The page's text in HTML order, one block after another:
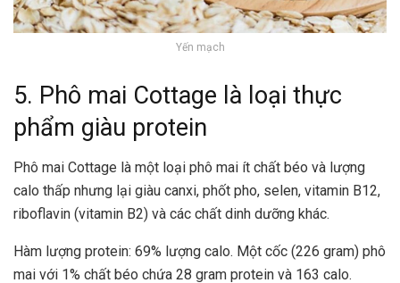
Yến mạch
5. Phô mai Cottage là loại thực
phẩm giàu protein
Phô mai Cottage là một loại phô mai ít chất béo và lượng
calo thấp nhưng lại giàu canxi, phốt pho, selen, vitamin B12,
riboflavin (vitamin B2) và các chất dinh dưỡng khác.
Hàm lượng protein: 69% lượng calo. Một cốc (226 gram) phô
mai với 1% chất béo chứa 28 gram protein và 163 calo.